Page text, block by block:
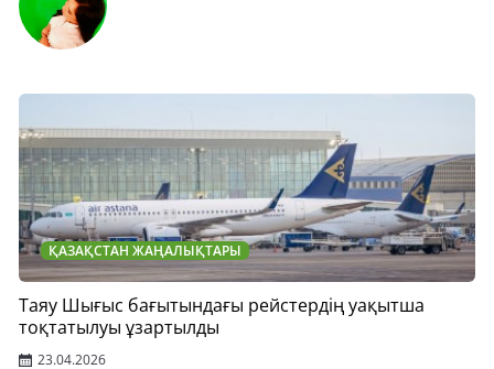
ҚАЗАҚСТАН ЖАҢАЛЫҚТАРЫ
Таяу Шығыс бағытындағы рейстердің уақытша
тоқтатылуы ұзартылды
23.04.2026